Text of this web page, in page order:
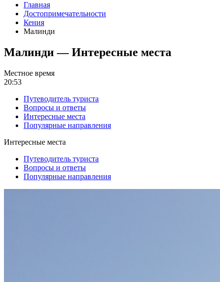
Главная
Достопримечательности
Кения
Малинди
Малинди — Интересные места
Местное время
20:53
Путеводитель туриста
Вопросы и ответы
Интересные места
Популярные направления
Интересные места
Путеводитель туриста
Вопросы и ответы
Популярные направления